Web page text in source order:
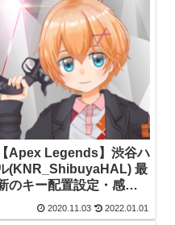
【Apex Legends】渋谷ハ
(KNR_ShibuyaHAL) 最
のキー配置設定・感度
設定・使っている周辺機
(デバイス) まとめ【エー
2020.11.03 2022.01.01